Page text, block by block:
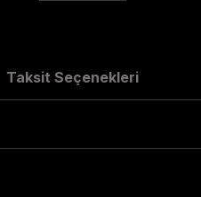
Taksit Seçenekleri